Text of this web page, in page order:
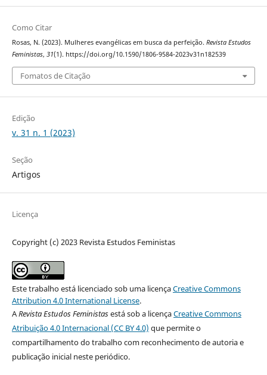
Como Citar
Rosas, N. (2023). Mulheres evangélicas em busca da perfeição. Revista Estudos
Feministas, 31(1). https://doi.org/10.1590/1806-9584-2023v31n182539
Fomatos de Citação
Edição
v. 31 n. 1 (2023)
Seção
Artigos
Licença
Copyright (c) 2023 Revista Estudos Feministas
Este trabalho está licenciado sob uma licençaCreative Commons
Attribution 4.0 International License.
ARevista Estudos Feministasestá sob a licençaCreative Commons
Atribuição 4.0 Internacional (CC BY 4.0) que permite o
compartilhamento do trabalho com reconhecimento de autoria e
publicação inicial neste periódico.